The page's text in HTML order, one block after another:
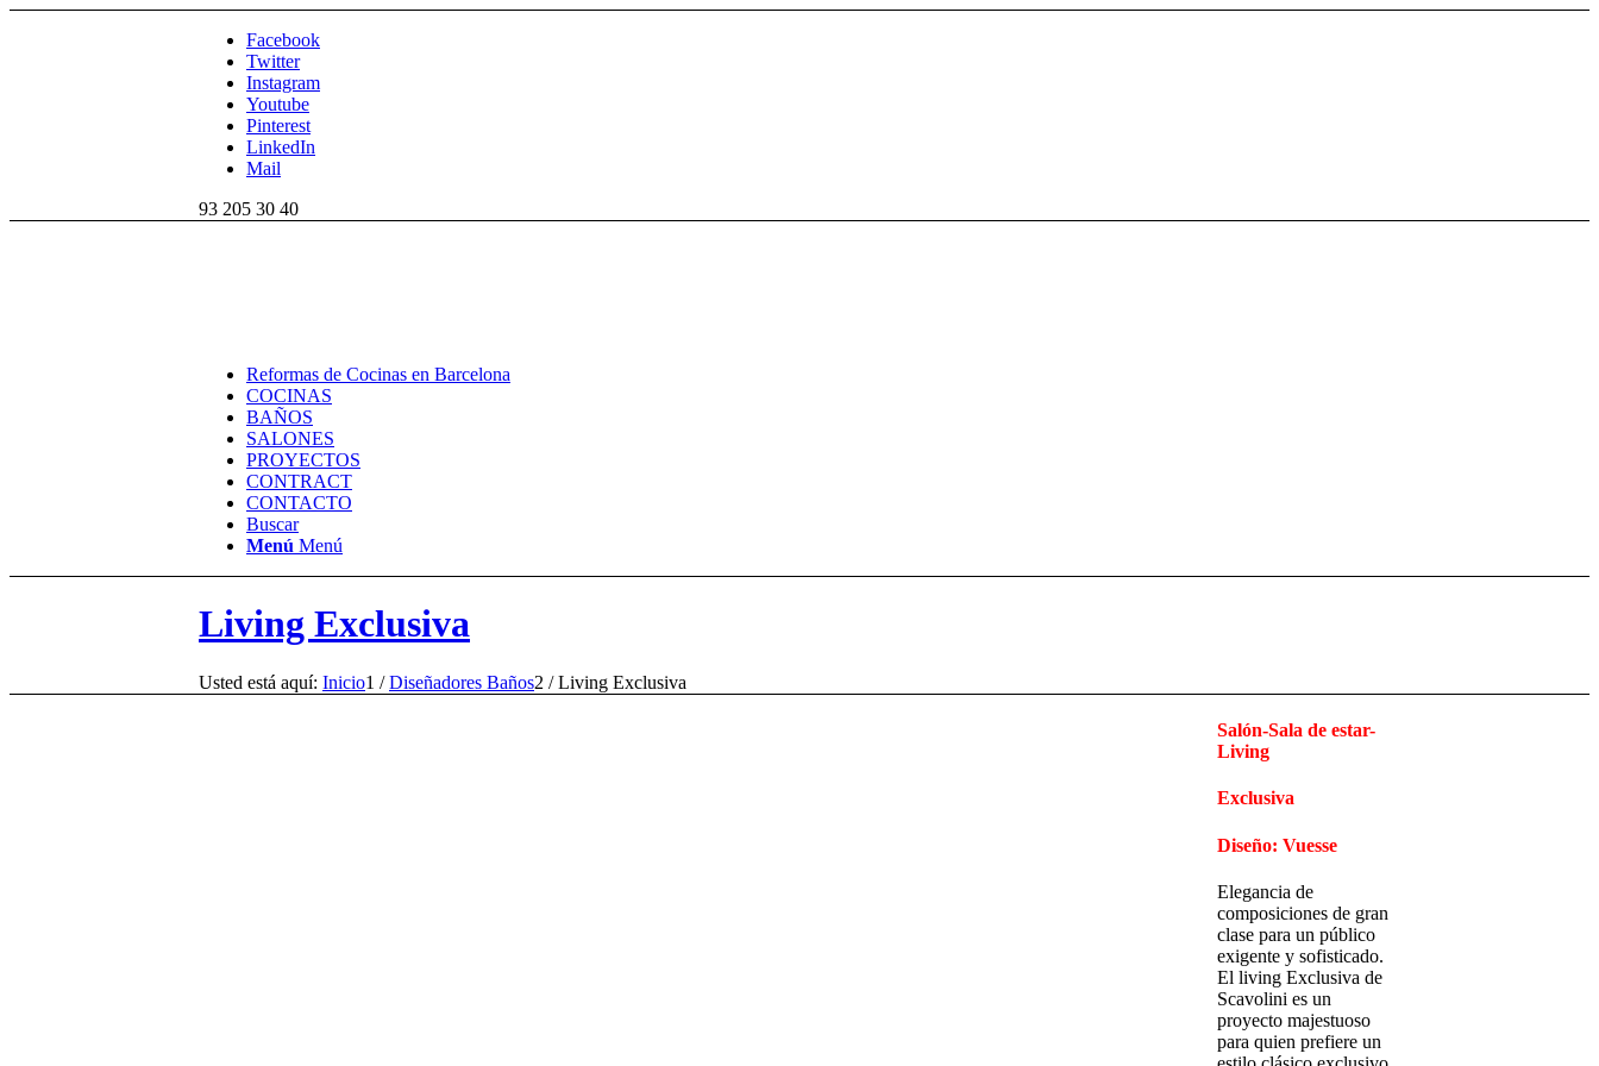
Facebook
Twitter
Instagram
Youtube
Pinterest
LinkedIn
Mail
93 205 30 40
Reformas de Cocinas en Barcelona
COCINAS
BAÑOS
SALONES
PROYECTOS
CONTRACT
CONTACTO
Buscar
Menú Menú
Living Exclusiva
Usted está aquí: Inicio1 / Diseñadores Baños2 / Living Exclusiva
Salón-Sala de estar-
Living
Exclusiva
Diseño: Vuesse
Elegancia de
composiciones de gran
clase para un público
exigente y sofisticado.
El living Exclusiva de
Scavolini es un
proyecto majestuoso
para quien prefiere un